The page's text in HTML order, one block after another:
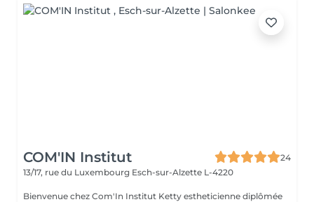
COM'IN Institut
24
13/17, rue du Luxembourg Esch-sur-Alzette L-4220
Bienvenue chez Com'In Institut Ketty estheticienne diplômée